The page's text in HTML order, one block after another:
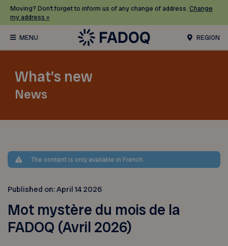
Moving? Don’t forget to inform us of any change of address. Change
my address »
REGION
What's new
News
The content is only available in French
Published on:April 14 2026
Mot mystère du mois de la
FADOQ (Avril 2026)